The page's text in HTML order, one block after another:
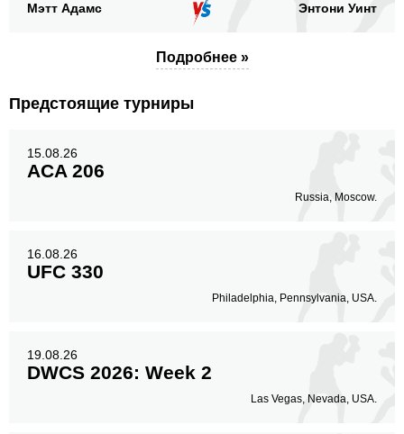
Мэтт Адамс Энтони Уинт
Подробнее »
Предстоящие турниры
15.08.26
ACA 206
Russia, Moscow.
16.08.26
UFC 330
Philadelphia, Pennsylvania, USA.
19.08.26
DWCS 2026: Week 2
Las Vegas, Nevada, USA.